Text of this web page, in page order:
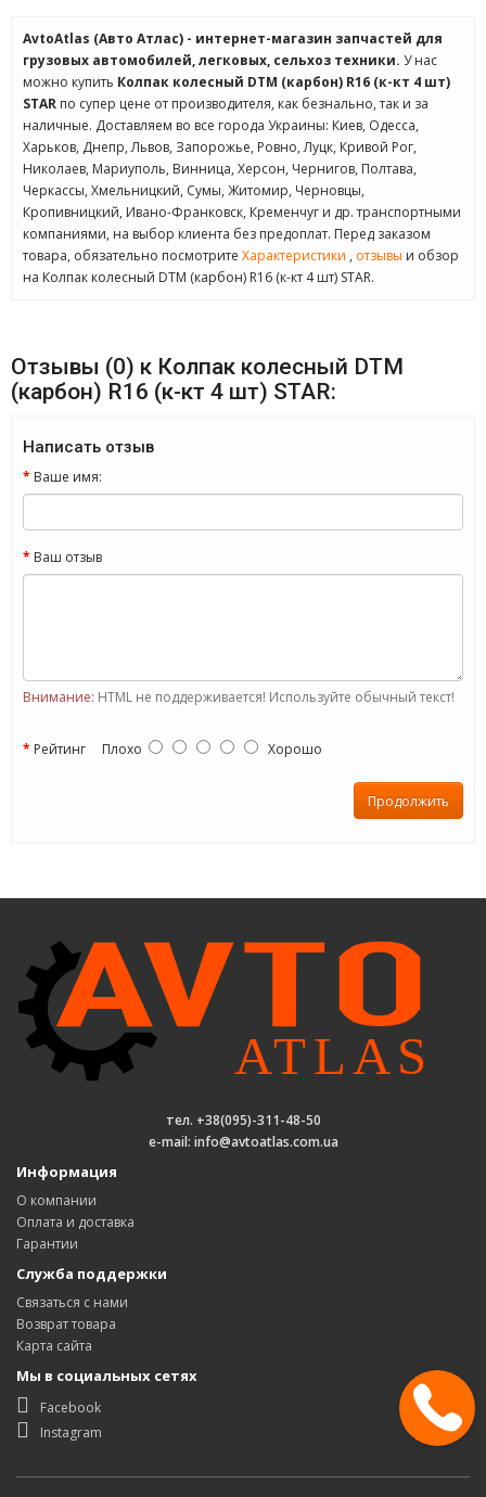
AvtoAtlas (Авто Атлас) - интернет-магазин запчастей для
грузовых автомобилей, легковых, сельхоз техники. У нас
можно купить Колпак колесный DTM (карбон) R16 (к-кт 4 шт)
STAR по супер цене от производителя, как безнально, так и за
наличные. Доставляем во все города Украины: Киев, Одесса,
Харьков, Днепр, Львов, Запорожье, Ровно, Луцк, Кривой Рог,
Николаев, Мариуполь, Винница, Херсон, Чернигов, Полтава,
Черкассы, Хмельницкий, Сумы, Житомир, Черновцы,
Кропивницкий, Ивано-Франковск, Кременчуг и др. транспортными
компаниями, на выбор клиента без предоплат. Перед заказом
товара, обязательно посмотрите Характеристики , отзывы и обзор
на Колпак колесный DTM (карбон) R16 (к-кт 4 шт) STAR.
Отзывы (0) к Колпак колесный DTM
(карбон) R16 (к-кт 4 шт) STAR:
Написать отзыв
Ваше имя:
Ваш отзыв
Внимание: HTML не поддерживается! Используйте обычный текст!
Рейтинг Плохо Хорошо
Продолжить
тел. +38(095)-311-48-50
e-mail: info@avtoatlas.com.ua
Информация
О компании
Оплата и доставка
Гарантии
Служба поддержки
Связаться с нами
Возврат товара
Карта сайта
Мы в социальных сетях
Facebook
Instagram